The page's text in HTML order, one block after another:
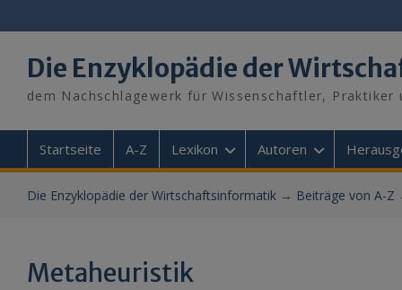
to
Die Enzyklopädie der
dem Nachschlagewerk für Wissenschaftler, Praktiker
Startseite A-Z Lexikon Autoren
Die Enzyklopädie der Wirtschaftsinformatik→ Beiträge von A-Z
Metaheuristik